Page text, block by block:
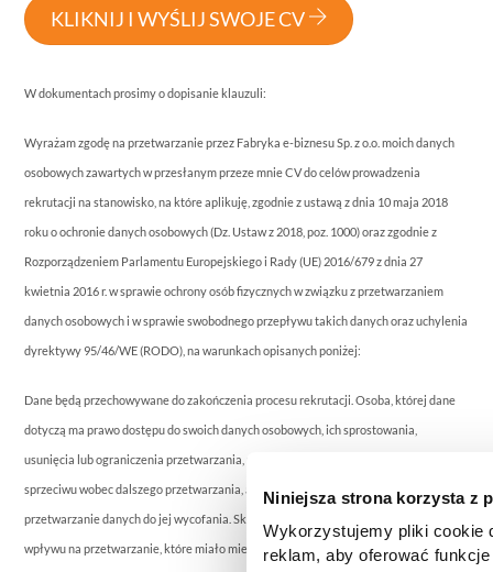
Niniejsza strona korzysta z
Wykorzystujemy pliki cookie
reklam, aby oferować
KLIKNIJ I WYŚLIJ SWOJE CV
W dokumentach prosimy o dopisanie klauzuli:
Wyrażam zgodę na przetwarzanie przez Fabryka e-biznesu Sp. z o.o. moich danych
osobowych zawartych w przesłanym przeze mnie CV do celów prowadzenia
rekrutacji na stanowisko, na które aplikuję, zgodnie z ustawą z dnia 10 maja 2018
roku o ochronie danych osobowych (Dz. Ustaw z 2018, poz. 1000) oraz zgodnie z
Rozporządzeniem Parlamentu Europejskiego i Rady (UE) 2016/679 z dnia 27
kwietnia 2016 r. w sprawie ochrony osób fizycznych w związku z przetwarzaniem
danych osobowych i w sprawie swobodnego przepływu takich danych oraz uchylenia
dyrektywy 95/46/WE (RODO), na warunkach opisanych poniżej:
Dane będą przechowywane do zakończenia procesu rekrutacji. Osoba, której dane
dotyczą ma prawo dostępu do swoich danych osobowych, ich sprostowania,
usunięcia lub ograniczenia przetwarzania, ma również prawo do wniesienia
sprzeciwu wobec dalszego przetwarzania, a w przypadku wyrażenia zgody na
przetwarzanie danych do jej wycofania. Skorzystanie z prawa cofnięcia zgody nie ma
wpływu na przetwarzanie, które miało miejsce do momentu wycofania zgody.